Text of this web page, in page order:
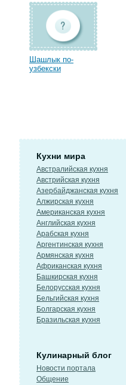
Шашлык по-
узбекски
Кухни мира
Австралийская кухня
Австрийская кухня
Азербайджанская кухня
Алжирская кухня
Американская кухня
Английская кухня
Арабская кухня
Аргентинская кухня
Армянская кухня
Африканская кухня
Башкирская кухня
Белорусская кухня
Бельгийская кухня
Болгарская кухня
Бразильская кухня
Кулинарный блог
Новости портала
Общение